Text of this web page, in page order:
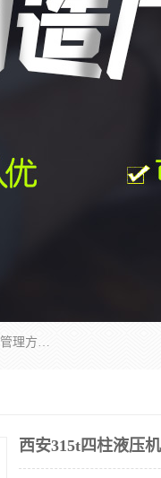
南通科达机床制造有限公司主要生产液压机、冲床、压力机等产品；本公司采用现代化企业的管理方法进行管理，立足于产品的质量管理，以优秀的品质、新颖的设计、合理的价格、完善的服务赢得广大客户的充分信赖和良好的口碑。领导层将运用科学管理方法及长期积累下来的经验和广泛领域吸取来新的技术不断调整产品结构，为市场提供精良的各类机械设备。企业将坚持与国内外各界朋友，真诚合作，共创辉煌。
西安315t四柱液压